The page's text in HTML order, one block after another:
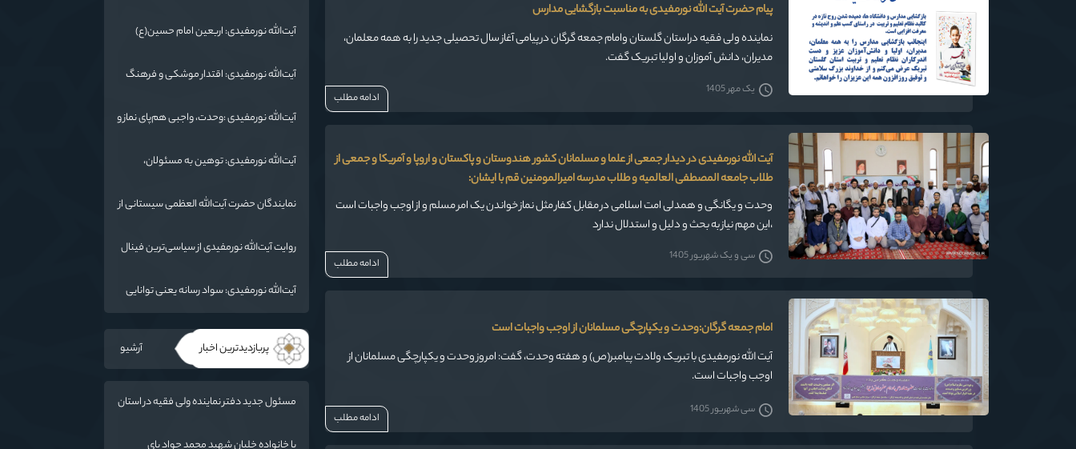
پیام حضرت آیت الله نورمفیدی به مناسبت بازگشایی مدارس
نماینده ولی فقیه دراستان گلستان وامام جمعه گرگان در پیامی آغاز سال تحصیلی جدید را به همه معلمان،
مدیران، دانش آموزان و اولیا تبریک گفت.
یک مهر 1405
ادامه مطلب
آیت الله نورمفیدی در دیدار جمعی از علما و مسلمانان کشور هندوستان و پاکستان و اروپا و آمریکا و جمعی از
طلاب جامعه المصطفی العالمیه و طلاب مدرسه امیرالمومنین قم با ایشان:
وحدت و یگانگی و همدلی امت اسلامی در مقابل کفار مثل نماز خواندن یک امر مسلم و از اوجب واجبات است
،این مهم نیاز به بحث و دلیل و استدلال ندارد
سی و یک شهریور 1405 ادامه مطلب
امام جمعه گرگان:وحدت و یکپارچگی مسلمانان از اوجب واجبات است
آیت الله نورمفیدی با تبریک ولادت پیامبر(ص) و هفته وحدت، گفت: امروز وحدت و یکپارچگی مسلمانان از
اوجب واجبات است.
سی شهریور 1405
ادامه مطلب
نمی‌شود
آیت‌الله نورمفیدی: اربعین امام حسین(ع)
اسلامی است/ تهمت به مسئولان حد شرعی
دارد
آیت‌الله نورمفیدی: اقتدار موشکی و فرهنگ
عاشورا تا ضرورت روایتگری جهانی
آیت‌الله نورمفیدی :وحدت، واجبی هم‌پای نماز و
آیت‌الله نورمفیدی: توهین به مسئولان،
دنبال تفرقه به جای جنگ است
نمایندگان حضرت آیت‌الله العظمی سیستانی از
تجلیل کردند
روایت آیت‌الله نورمفیدی از سیاسی‌ترین فینال
می‌نشیند
آیت‌الله نورمفیدی: سواد رسانه یعنی توانایی
پربازدیدترین اخبار آرشیو
مسئول جدید دفتر نماینده ولی فقیه در استان
با خانواده خلبان شهید محمد جواد بای